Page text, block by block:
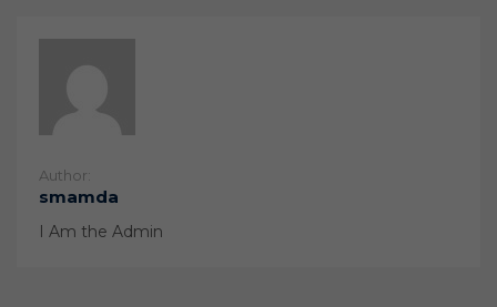
Author:
smamda
I Am the Admin